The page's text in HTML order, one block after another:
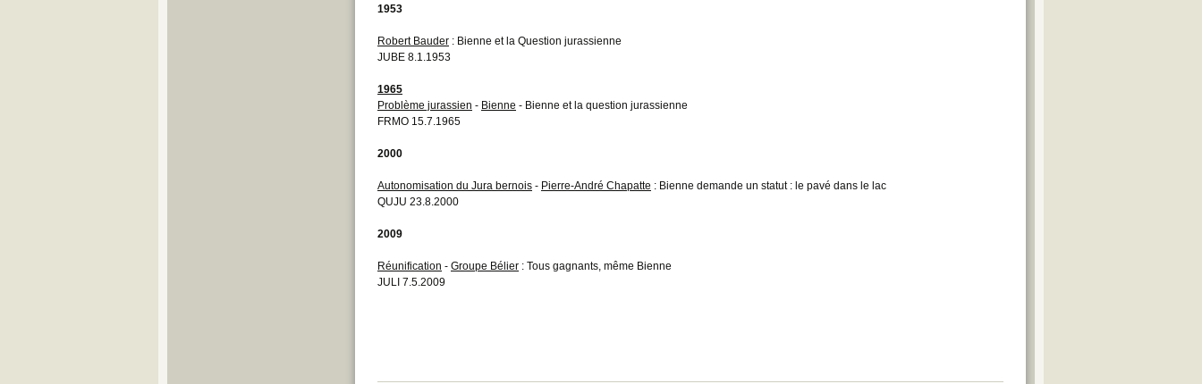
1953
Robert Bauder : Bienne et la Question jurassienne
JUBE 8.1.1953
1965
Problème jurassien - Bienne - Bienne et la question jurassienne
FRMO 15.7.1965
2000
Autonomisation du Jura bernois - Pierre-André Chapatte : Bienne demande un statut : le pavé dans le lac
QUJU 23.8.2000
2009
Réunification - Groupe Bélier : Tous gagnants, même Bienne
JULI 7.5.2009